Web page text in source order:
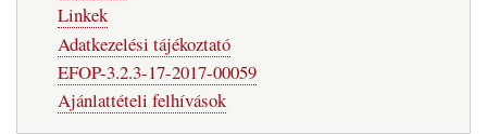
Linkek
Adatkezelési tájékoztató
EFOP-3.2.3-17-2017-00059
Ajánlattételi felhívások